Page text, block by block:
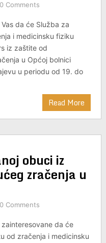
0 Comments
da će Služba za
i medicinsku fiziku
iz zaštite od
u Općoj bolnici
u periodu od 19. do
Read More
obuci iz
zračenja u
0 Comments
da će
od zračenja i medicinsku